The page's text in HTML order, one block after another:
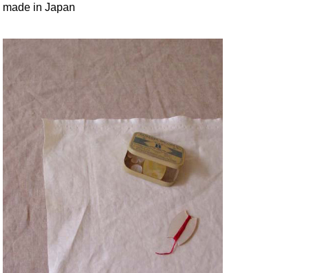
made in Japan